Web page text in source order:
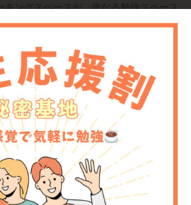
キングスペースが、単なる勉強スペース
ンによる伝染で、良い方向に向かって
であってほしいと、私は願っていま